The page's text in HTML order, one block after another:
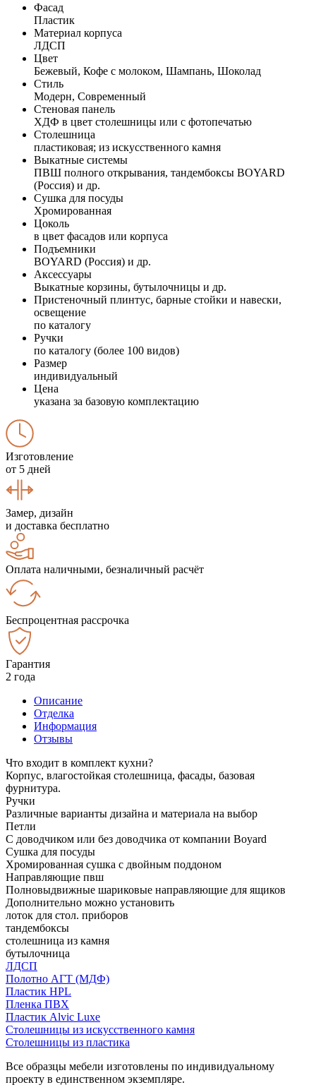
Фасад
Пластик
Материал корпуса
ЛДСП
Цвет
Бежевый, Кофе с молоком, Шампань, Шоколад
Стиль
Модерн, Современный
Стеновая панель
ХДФ в цвет столешницы или с фотопечатью
Столешница
пластиковая; из искусственного камня
Выкатные системы
ПВШ полного открывания, тандембоксы BOYARD
(Россия) и др.
Сушка для посуды
Хромированная
Цоколь
в цвет фасадов или корпуса
Подъемники
BOYARD (Россия) и др.
Аксессуары
Выкатные корзины, бутылочницы и др.
Пристеночный плинтус, барные стойки и навески,
освещение
по каталогу
Ручки
по каталогу (более 100 видов)
Размер
индивидуальный
Цена
указана за базовую комплектацию
Изготовление
от 5 дней
Замер, дизайн
и доставка бесплатно
Оплата наличными, безналичный расчёт
Беспроцентная рассрочка
Гарантия
2 года
Описание
Отделка
Информация
Отзывы
Что входит в комплект кухни?
Корпус, влагостойкая столешница, фасады, базовая
фурнитура.
Ручки
Различные варианты дизайна и материала на выбор
Петли
С доводчиком или без доводчика от компании Boyard
Сушка для посуды
Хромированная сушка с двойным поддоном
Направляющие пвш
Полновыдвижные шариковые направляющие для ящиков
Дополнительно можно установить
лоток для стол. приборов
тандембоксы
столешница из камня
бутылочница
ЛДСП
Полотно АГТ (МДФ)
Пластик HPL
Пленка ПВХ
Пластик Alvic Luxe
Столешницы из искусственного камня
Столешницы из пластика
Все образцы мебели изготовлены по индивидуальному
проекту в единственном экземпляре.